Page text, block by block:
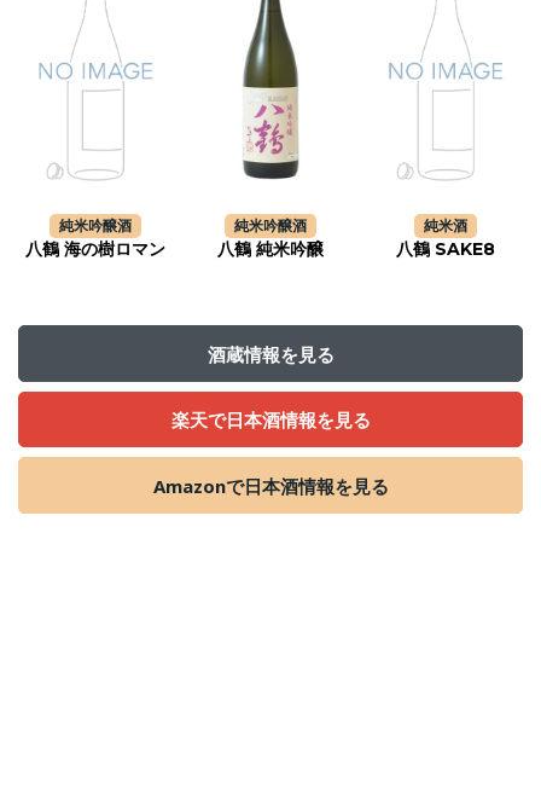
純米吟醸酒
八鶴 海の樹ロマン
純米吟醸酒
八鶴 純米吟醸
純米酒
八鶴 SAKE8
酒蔵情報を見る
楽天で日本酒情報を見る
Amazonで日本酒情報を見る